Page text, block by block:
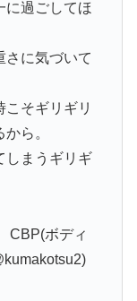
に過ごしてほ
さに気づいて
そギリギリ
ら。
しまうギリギ
ボディ